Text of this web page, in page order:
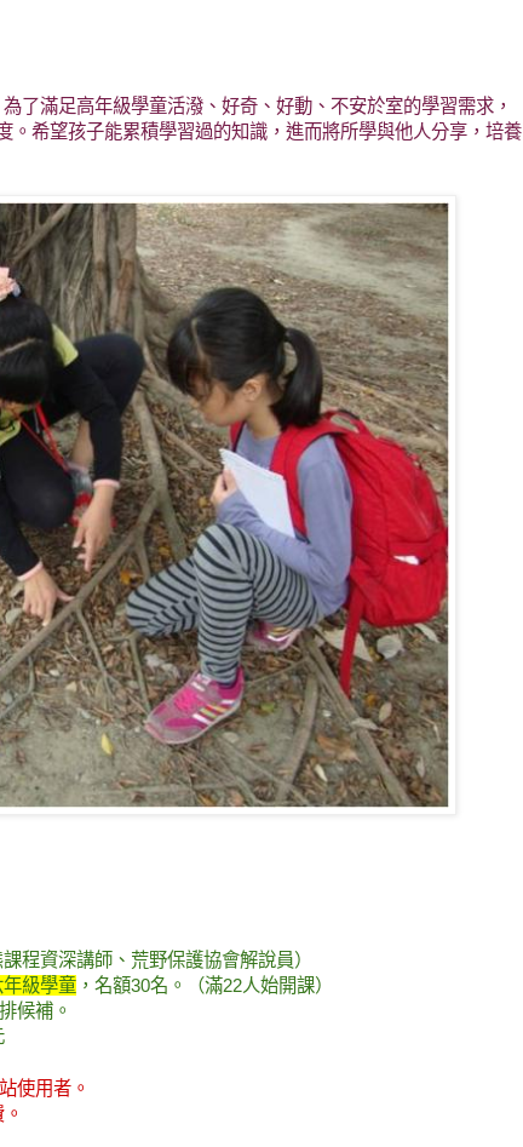
了滿足高年級學童活潑、好奇、好動、不安於室的學習需求，
希望孩子能累積學習過的知識，進而將所學與他人分享，培養
程資深講師、荒野保護協會解說員）
年級學童 ，名額30名。（滿22人始開課）
候補。
使用者。